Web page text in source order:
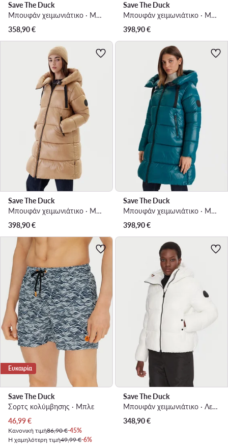
Save The Duck
Μπουφάν χειμωνιάτικο · Μπεζ
358,90€
Save The Duck
Μπουφάν χειμωνιάτικο · Μπορντό
398,90€
Save The Duck
Μπουφάν χειμωνιάτικο · Μπεζ
398,90€
Save The Duck
Μπουφάν χειμωνιάτικο · Μπλε
398,90€
Ευκαιρία
Save The Duck
Σορτς κολύμβησης · Μπλε
Τρέχουσα τιμή
46,99€
Κανονική τιμή86,90 €-45%
Η χαμηλότερη τιμή49,99 €-6%
Save The Duck
Μπουφάν χειμωνιάτικο · Λευκό
348,90€